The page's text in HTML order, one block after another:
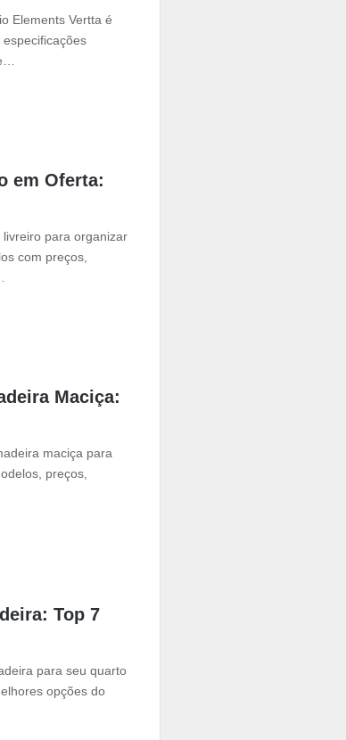
Elements Vertta é
em Oferta:
para organizar
com preços,
Maciça:
maciça para
preços,
Top 7
para seu quarto
opções do